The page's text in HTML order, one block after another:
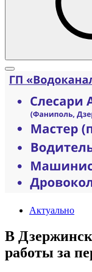
Актуально
В
работы за